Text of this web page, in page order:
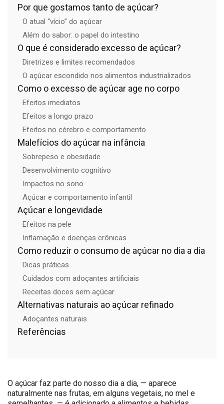
Por que gostamos tanto de açúcar?
O atual “vício” do açúcar
Além do sabor: o papel do intestino
O que é considerado excesso de açúcar?
Diretrizes e limites recomendados
O açúcar escondido nos alimentos industrializados
Como o excesso de açúcar age no corpo
Efeitos imediatos
Efeitos a longo prazo
Efeitos no cérebro e comportamento
Malefícios do açúcar na infância
Sobrepeso e obesidade
Desenvolvimento cognitivo
Impactos no sono
Açúcar e comportamento infantil
Açúcar e longevidade
Efeitos na pele
Inflamação e doenças crônicas
Como reduzir o consumo de açúcar no dia a dia
Dicas práticas
Cuidados com adoçantes artificiais
Receitas doces sem açúcar
Alternativas naturais ao açúcar refinado
Adoçantes naturais
Referências
O açúcar faz parte do nosso dia a dia, — aparece
naturalmente nas frutas, em alguns vegetais, no mel e